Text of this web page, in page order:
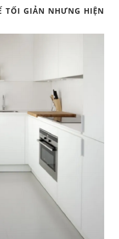
TỐI GIẢN NHƯNG HIỆN